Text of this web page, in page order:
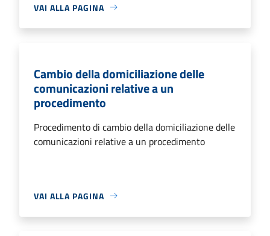
VAI ALLA PAGINA
Cambio della domiciliazione delle
comunicazioni relative a un
procedimento
Procedimento di cambio della domiciliazione delle
comunicazioni relative a un procedimento
VAI ALLA PAGINA